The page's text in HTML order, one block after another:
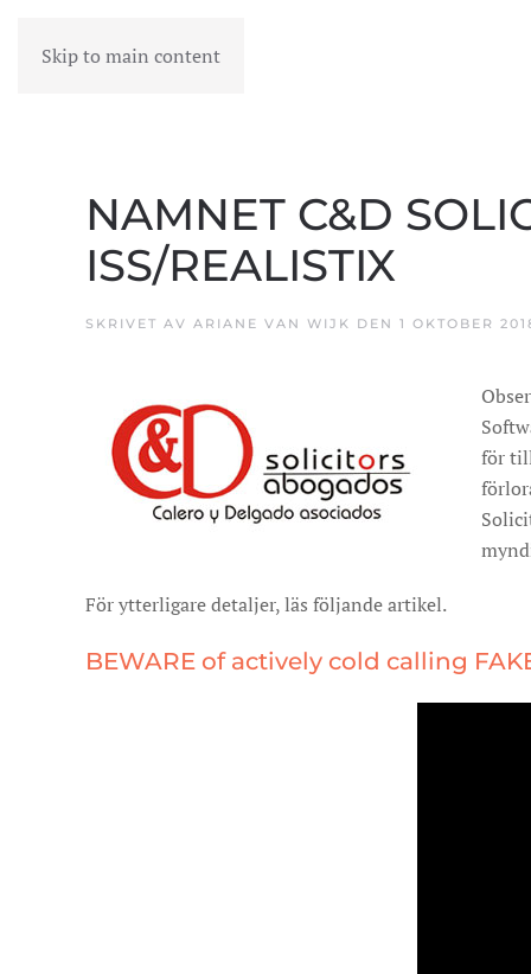
Skip to main content
MENY
NAMNET C&D
ISS/REALISTIX
SKRIVET AV ARIANE VAN WIJK DEN 1 OKTOBER
för
För ytterligare detaljer, läs följande artikel.
BEWARE of actively cold calling